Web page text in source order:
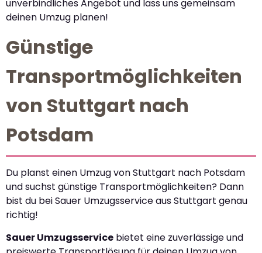
unverbindliches Angebot und lass uns gemeinsam
deinen Umzug planen!
Günstige
Transportmöglichkeiten
von Stuttgart nach
Potsdam
Du planst einen Umzug von Stuttgart nach Potsdam
und suchst günstige Transportmöglichkeiten? Dann
bist du bei Sauer Umzugsservice aus Stuttgart genau
richtig!
Sauer Umzugsservice bietet eine zuverlässige und